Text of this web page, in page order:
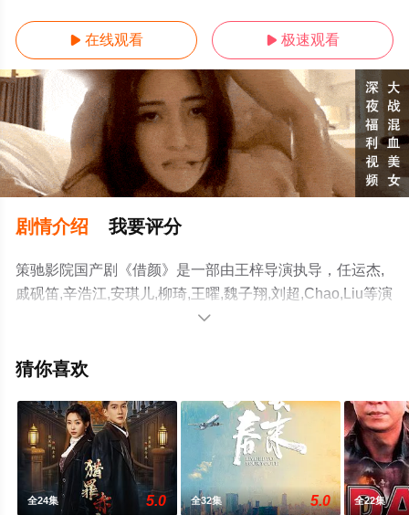
 在线观看  极速观看
剧情介绍 我要评分
策驰影院国产剧《借颜》是一部由王梓导演执导，任运杰,
戚砚笛,辛浩江,安琪儿,柳琦,王曜,魏子翔,刘超,Chao,Liu等演
员精彩演绎的中国大陆电视剧，大结局剧情已揭晓（全24
驰电影网，更多相关信息可移步至豆瓣电视剧、电视猫或

猜你喜欢
全24集 5.0 全32集 5.0 全22集